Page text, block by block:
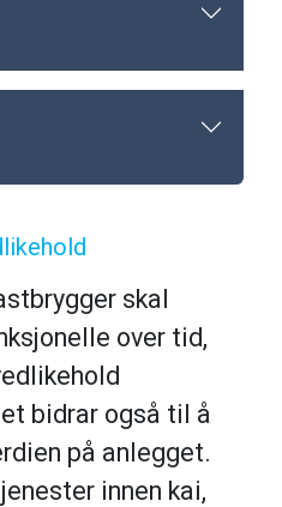
skal
over tid,
bidrar også til å
på anlegget.
innen kai,